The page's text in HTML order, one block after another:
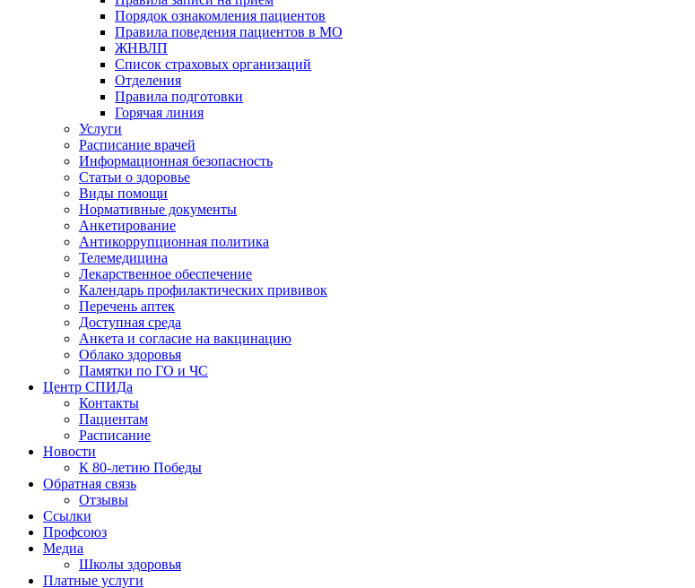
Порядок ознакомления пациентов
Правила поведения пациентов в МО
ЖНВЛП
Список страховых организаций
Отделения
Правила подготовки
Горячая линия
Услуги
Расписание врачей
Информационная безопасность
Статьи о здоровье
Виды помощи
Нормативные документы
Анкетирование
Антикоррупционная политика
Телемедицина
Лекарственное обеспечение
Календарь профилактических прививок
Перечень аптек
Доступная среда
Анкета и согласие на вакцинацию
Облако здоровья
Памятки по ГО и ЧС
Центр СПИДа
Контакты
Пациентам
Расписание
Новости
К 80-летию Победы
Обратная связь
Отзывы
Ссылки
Профсоюз
Медиа
Школы здоровья
Платные услуги